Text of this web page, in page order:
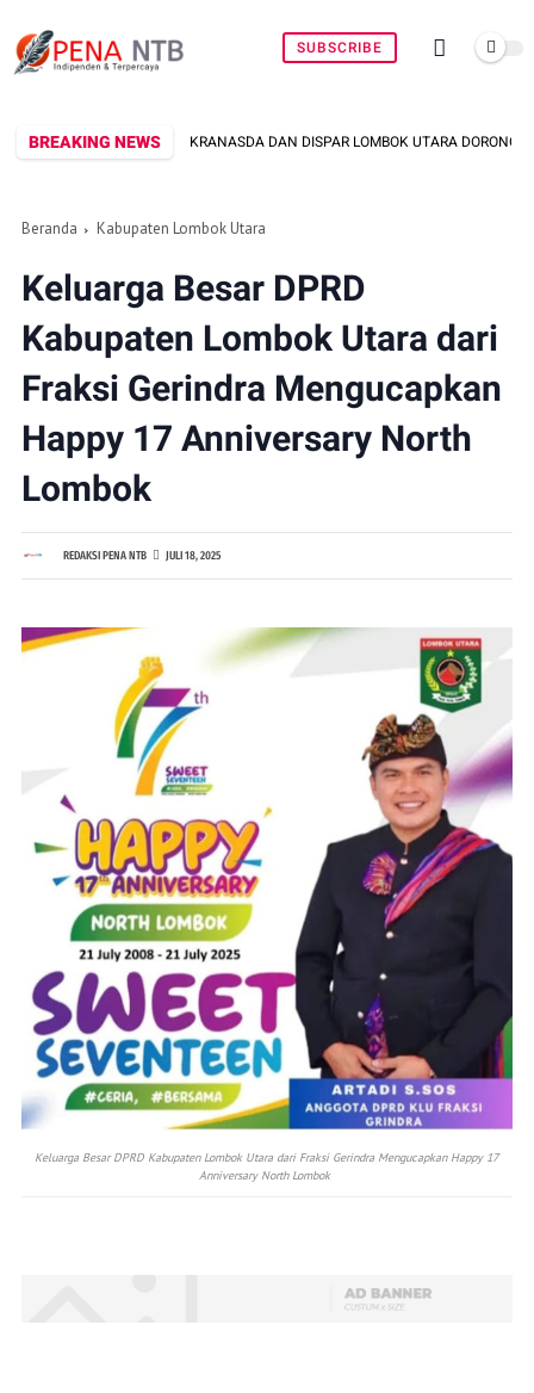
SUBSCRIBE
BREAKING NEWS
DAN DISPAR LOMBOK UTARA DORONG PROMOSI WASTRA LOKAL
Beranda Kabupaten Lombok Utara
Keluarga Besar DPRD
Kabupaten Lombok Utara dari
Fraksi Gerindra Mengucapkan
Happy 17 Anniversary North
Lombok
REDAKSI PENA NTB JULI 18, 2025
Keluarga Besar DPRD Kabupaten Lombok Utara dari Fraksi Gerindra Mengucapkan Happy 17
Anniversary North Lombok